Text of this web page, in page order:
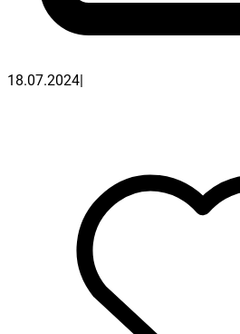
18.07.2024|